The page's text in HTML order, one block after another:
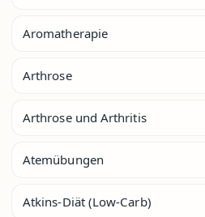
Aromatherapie
Arthrose
Arthrose und Arthritis
Atemübungen
Atkins-Diät (Low-Carb)